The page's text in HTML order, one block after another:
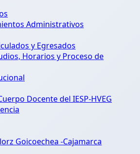
Administrativos
y Egresados
Horarios y Proceso de
Docente del IESP-HVEG